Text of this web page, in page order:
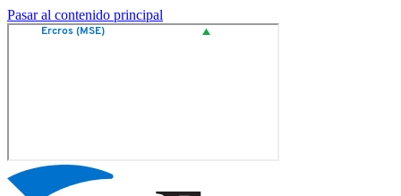
Pasar al contenido principal